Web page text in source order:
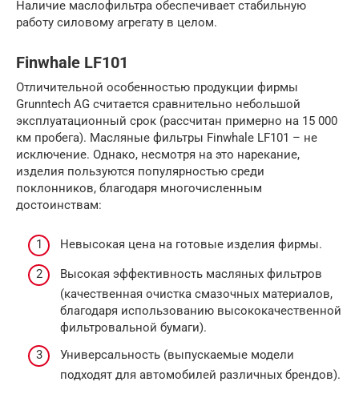
Наличие маслофильтра обеспечивает стабильную
работу силовому агрегату в целом.
Finwhale LF101
Отличительной особенностью продукции фирмы
Grunntech AG считается сравнительно небольшой
эксплуатационный срок (рассчитан примерно на 15 000
км пробега). Масляные фильтры Finwhale LF101 – не
исключение. Однако, несмотря на это нарекание,
изделия пользуются популярностью среди
поклонников, благодаря многочисленным
достоинствам:
Невысокая цена на готовые изделия фирмы.
Высокая эффективность масляных фильтров
(качественная очистка смазочных материалов,
благодаря использованию высококачественной
фильтровальной бумаги).
Универсальность (выпускаемые модели
подходят для автомобилей различных брендов).